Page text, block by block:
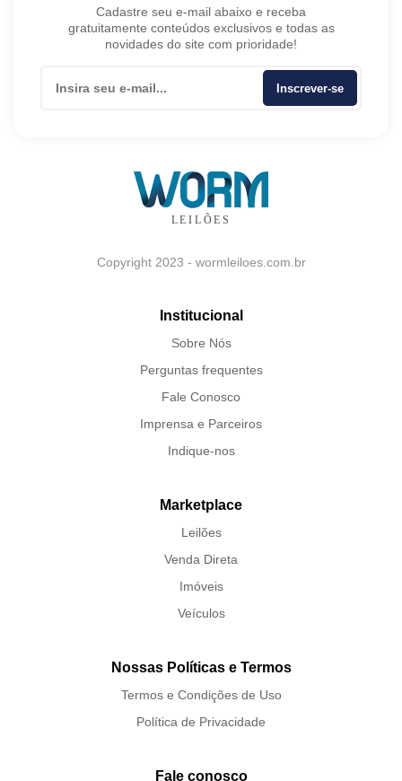
Cadastre seu e-mail abaixo e receba
gratuitamente conteúdos exclusivos e todas as
novidades do site com prioridade!
Inscrever-se
Copyright 2023 - wormleiloes.com.br
Institucional
Sobre Nós
Perguntas frequentes
Fale Conosco
Imprensa e Parceiros
Indique-nos
Marketplace
Leilões
Venda Direta
Imóveis
Veículos
Nossas Políticas e Termos
Termos e Condições de Uso
Política de Privacidade
Fale conosco